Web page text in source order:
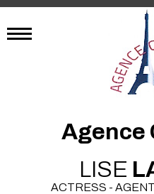
Agence
LISE
ACTRESS -